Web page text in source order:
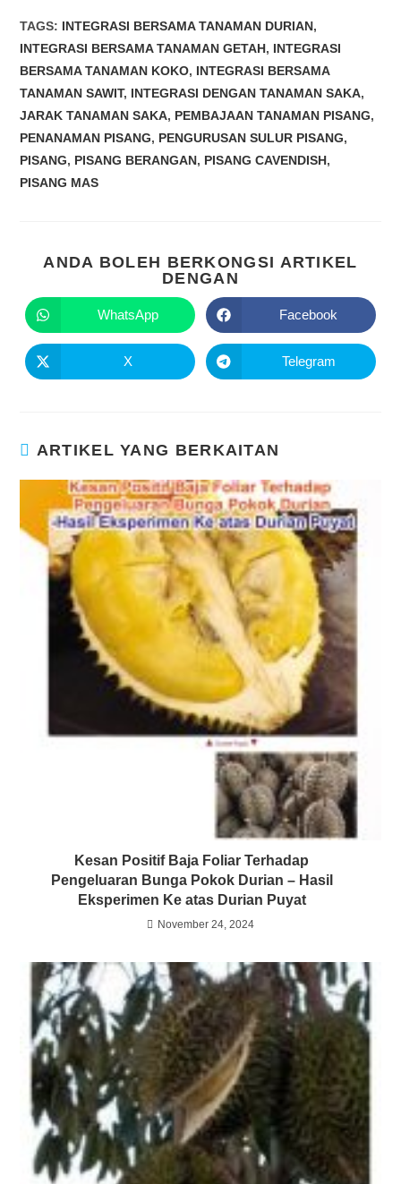
TAGS: INTEGRASI BERSAMA TANAMAN DURIAN,
INTEGRASI BERSAMA TANAMAN GETAH, INTEGRASI
BERSAMA TANAMAN KOKO, INTEGRASI BERSAMA
TANAMAN SAWIT, INTEGRASI DENGAN TANAMAN SAKA,
JARAK TANAMAN SAKA, PEMBAJAAN TANAMAN PISANG,
PENANAMAN PISANG, PENGURUSAN SULUR PISANG,
PISANG, PISANG BERANGAN, PISANG CAVENDISH,
PISANG MAS
ANDA BOLEH BERKONGSI ARTIKEL
DENGAN
WhatsApp Facebook
X Telegram
ARTIKEL YANG BERKAITAN
Kesan Positif Baja Foliar Terhadap
Pengeluaran Bunga Pokok Durian – Hasil
Eksperimen Ke atas Durian Puyat
November 24, 2024